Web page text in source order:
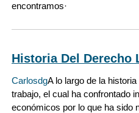
encontramos·
Historia Del Derecho
CarlosdgA lo largo de la
trabajo, el cual ha confrontado
económicos por lo que ha sido